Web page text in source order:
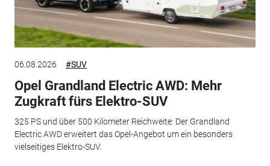
06.08.2026 #SUV
Opel Grandland Electric AWD: Mehr
Zugkraft fürs Elektro-SUV
325 PS und über 500 Kilometer Reichweite: Der Grandland
Electric AWD erweitert das Opel-Angebot um ein besonders
vielseitiges Elektro-SUV.